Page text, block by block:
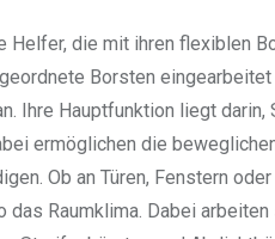
die mit ihren flexiblen
Borsten
Ihre Hauptfunktion liegt
ermöglichen die
Ob an Türen, Fenstern
Raumklima. Dabei